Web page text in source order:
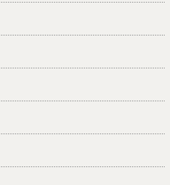
円
円相当)